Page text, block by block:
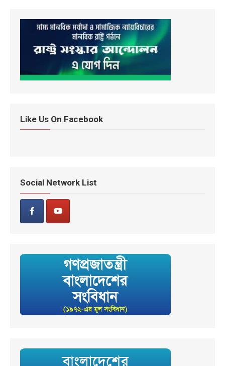
Like Us On Facebook
Social Network List